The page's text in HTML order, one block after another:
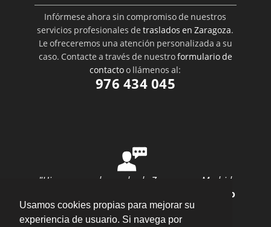
Usamos cookies propias para mejorar su
experiencia de usuario. Si navega por
Infórmese ahora sin compromiso de nuestros
servicios profesionales detraslados en Zaragoza.
Le ofreceremos una atención personalizada a su
caso. Contacte a través de nuestroformulario de
contactoo llámenos al:
976 434 045
"Hice una mudanza desde Zaragoza a Madrid
Ana Rubio
valoración 10/10
Enviar opinión